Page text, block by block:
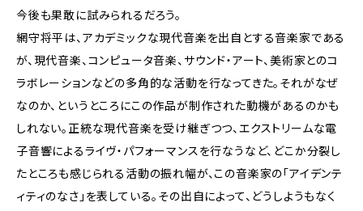
今後も果敢に試みられるだろう。
網守将平は、アカデミックな現代音楽を出自とする音楽家である
が、現代音楽、コンピュータ音楽、サウンド・アート、美術家とのコ
ラボレーションなどの多角的な活動を行なってきた。それがなぜ
なのか、というところにこの作品が制作された動機があるのかも
しれない。正統な現代音楽を受け継ぎつつ、エクストリームな電
子音響によるライヴ・パフォーマンスを行なうなど、どこか分裂し
たところも感じられる活動の振れ幅が、この音楽家の「アイデンテ
ィティのなさ」を表している。その出自によって、どうしようもなく